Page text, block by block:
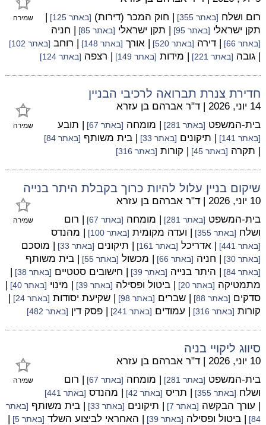
שמירה
רום ושלח [באתר 355] | חוק המכר (דירות) [באתר 125]
|
תקן ישראלי [באתר 95] | תקן ישראלי [באתר 85] | חניה
[באתר 66] | דירה [באתר 520] | אורך [באתר 148] | רוחב [באתר 102]
| גובה [באתר 221] | מידות [באתר 149] | רצפה [באתר 124]
חדירת צנרת תברואה לרכיבי הבניין
שמירה
14 יוני, 2026 | ד"ר אברהם בן עזרא
בית-המשפט [באתר 281] | מומחה [באתר 67] | תובע
[באתר 141] | תיקונים [באתר 33] | בית משותף [באתר 84]
| תקרה [באתר 45] | קורות [באתר 316]
שיקום בניין עלול להיות כרוך בקבלת היתר בנייה
שמירה
10 יוני, 2026 | ד"ר אברהם בן עזרא
בית-המשפט [באתר 281] | מומחה [באתר 67]
| רום
ושלח [באתר 355] | ועדה מקומית [באתר 100] | מהנדס
[באתר 441] | אדריכל [באתר 161] | תיקונים [באתר 33] | מוסכם
[באתר 30] | חניה [באתר 66] | מכשול [באתר 55] | בית משותף
[באתר 84] | היתר בנייה [באתר 39] | חישובים סטטיים [באתר 38]
|
מתמטיקה [באתר 20] | ביטול ופסילה [באתר 39] | מינוי [באתר 40]
|
סדקים [באתר 88] | שברים [באתר 98] | שקיעת יסודות [באתר 24]
|
קורות [באתר 316] | עמודים [באתר 241] | פסק דין [באתר 482]
סיווג ליקויי בניה
שמירה
10 יוני, 2026 | ד"ר אברהם בן עזרא
בית-המשפט [באתר 281] | מומחה [באתר 67]
| רום
ושלח [באתר 355] | תריס [באתר 42] | מהנדס [באתר 441]
| עורך הבקשה [באתר 7] | תיקונים [באתר 33] | בית משותף [באתר
84]
| ביטול ופסילה [באתר 39] | האחראי לביצוע השלד [באתר 5]
|